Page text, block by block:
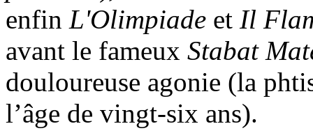
enfin L'Olimpiade et Il
avant le fameux Stabat
douloureuse agonie (la
l’âge de vingt-six ans).